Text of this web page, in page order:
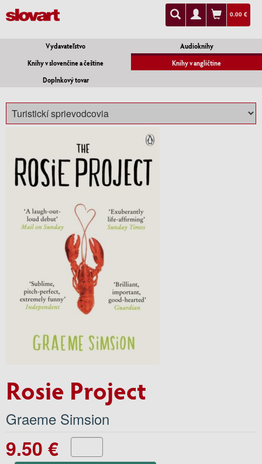
0.00 €
Vydavateľstvo
Audioknihy
Knihy v slovenčine a češtine
Knihy v angličtine
Doplnkový tovar
Rosie Project
Graeme Simsion
9.50 €